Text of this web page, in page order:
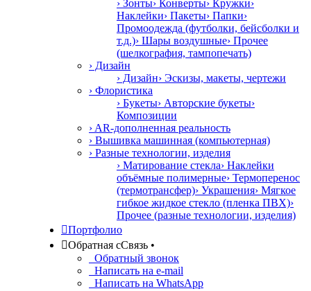
› Зонты› Конверты› Кружки›
Наклейки› Пакеты› Папки›
Промоодежда (футболки, бейсболки и
т.д.)› Шары воздушные› Прочее
(шелкография, тампопечать)
› Дизайн
› Дизайн› Эскизы, макеты, чертежи
› Флористика
› Букеты› Авторские букеты›
Композиции
› AR-дополненная реальность
› Вышивка машинная (компьютерная)
› Разные технологии, изделия
› Матирование стекла› Наклейки
объёмные полимерные› Термоперенос
(термотрансфер)› Украшения› Мягкое
гибкое жидкое стекло (пленка ПВХ)›
Прочее (разные технологии, изделия)
Портфолио
Обратная сСвязь •
Обратный звонок
Написать на e-mail
Написать на WhatsApp